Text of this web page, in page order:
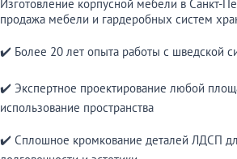
Изготовление корпусной мебели в Санкт-
продажа мебели и гардеробных систем
✔️ Более 20 лет опыта работы с шведской
✔️ Экспертное проектирование любой
использование пространства
✔️ Сплошное кромкование деталей ЛДСП